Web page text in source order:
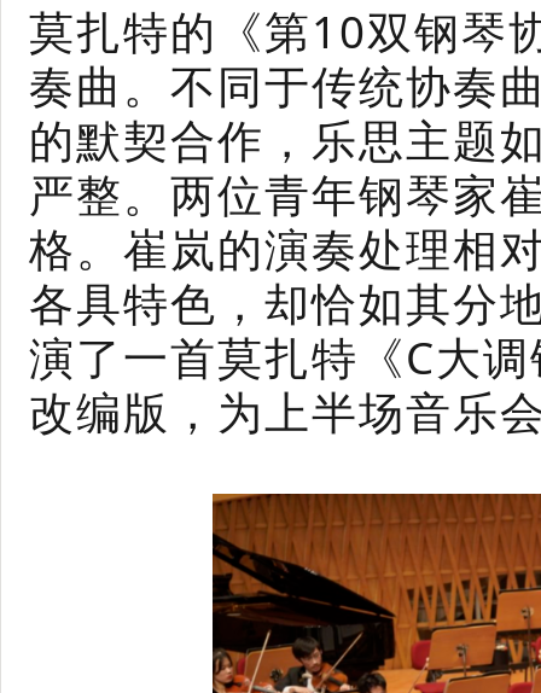
莫扎特的《第10双钢琴
奏曲。不同于传统协奏
的默契合作，乐思主题
严整。两位青年钢琴家
格。崔岚的演奏处理相
各具特色，却恰如其分
演了一首莫扎特《C大
改编版，为上半场音乐